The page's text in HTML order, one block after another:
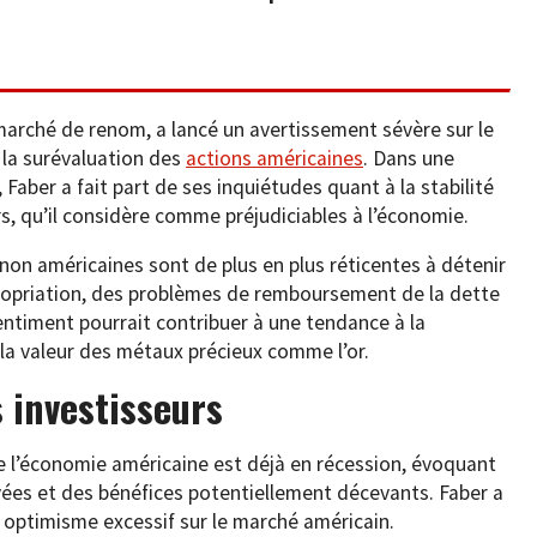
de renom, a lancé un avertissement sévère sur le
surévaluation des actions américaines. Dans une
a fait part de ses inquiétudes quant à la stabilité
considère comme préjudiciables à l’économie.
américaines sont de plus en plus réticentes à détenir
des problèmes de remboursement de la dette
pourrait contribuer à une tendance à la
des métaux précieux comme l’or.
investisseurs
américaine est déjà en récession, évoquant
et des bénéfices potentiellement décevants. Faber a
excessif sur le marché américain.